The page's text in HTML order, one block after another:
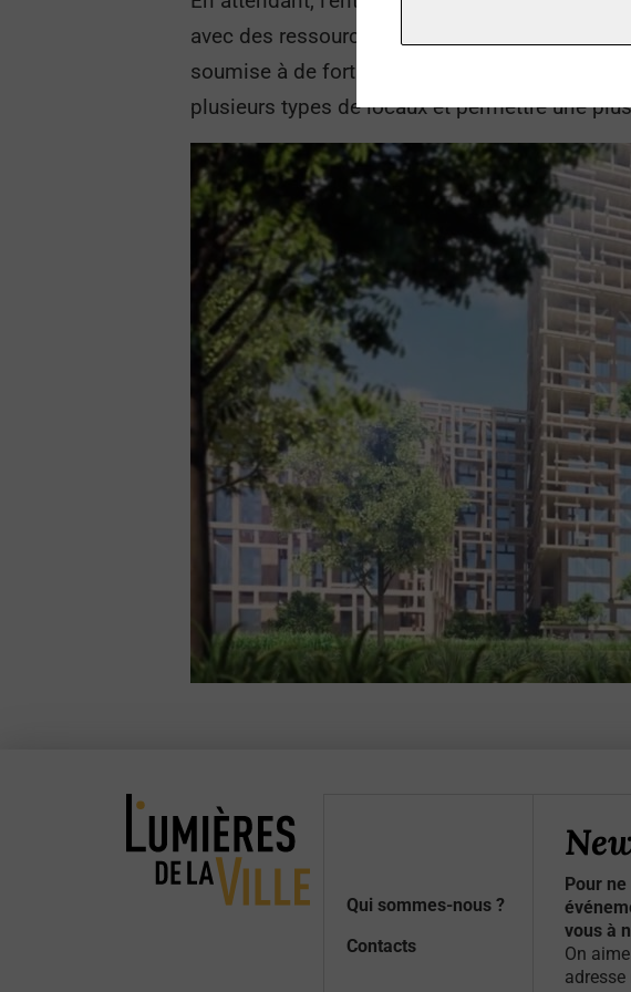
avec des ressources locales et dans l’une
soumise à de forts risques naturels !
plusieurs types de locaux et permettre une
Qui sommes-nous ?
Contacts
Pour
vous à
On
adresse